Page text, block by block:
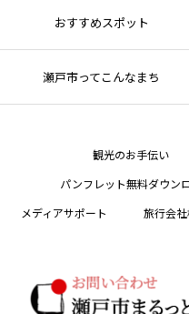
おすすめスポット
瀬戸市ってこんなまち
観光のお手伝い
パンフレット無料ダウン
メディアサポート
旅行会